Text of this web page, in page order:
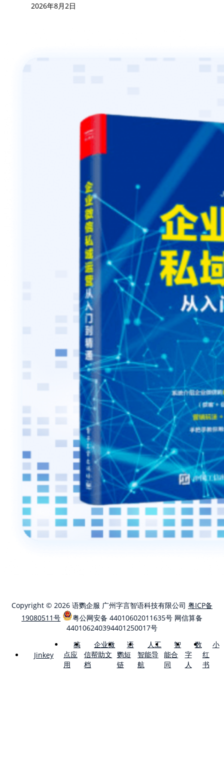
2026年8月2日
Copyright © 2026 语鹦企服 广州字言智语科技有限公司 粤ICP备
19080511号
粤公网安备 44010602011635号 网信算备
440106240394401250017号
Jinkey
稿
点应
用
企业微
信帮助文
档
语
鹦短
链
人工
智能导
航
智
能合
同
数
字
人
小
红
书